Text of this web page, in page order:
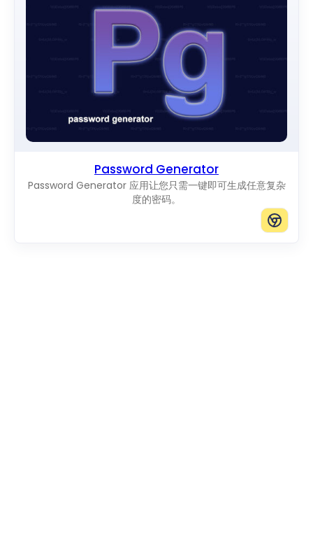
Password Generator
Password Generator 应用让您只需一键即可生成任意复杂
度的密码。